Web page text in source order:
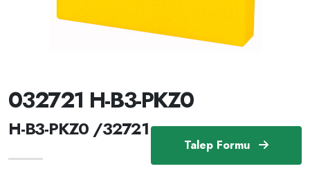
Talep Formu
032721 H-B3-PKZ0
H-B3-PKZ0 /32721